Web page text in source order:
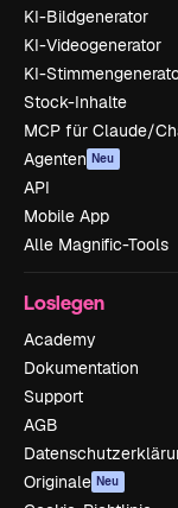
KI-Bildgenerator
KI-Videogenerator
KI-
Stock-Inhalte
MCP für Claude/
Agenten Neu
API
Mobile App
Alle Magnific-Tools
Loslegen
Academy
Dokumentation
Support
AGB
Originale Neu